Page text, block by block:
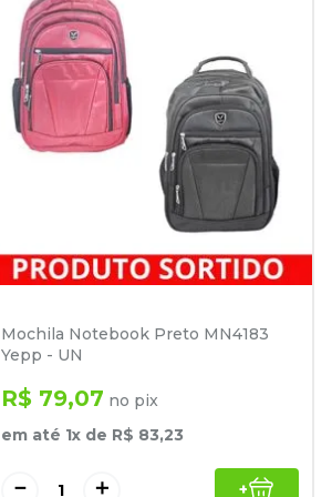
Mochila Notebook Preto MN4183
Yepp - UN
R$ 79,07 no pix
em até 1x de R$ 83,23
＋
－ +